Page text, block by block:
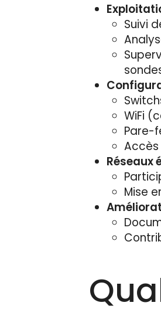
Suivi
WiFi
Pare-
Réseaux
Mise